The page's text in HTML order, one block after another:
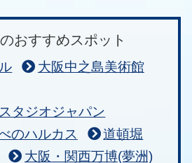
おすすめスポット
大阪中之島美術館
タジオジャパン
のハルカス
道頓堀
大阪・関西万博(夢洲)